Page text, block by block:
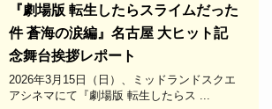
『劇場版 転生したらスライムだった
件 蒼海の涙編』名古屋 大ヒット記
念舞台挨拶レポート
2026年3月15日（日）、ミッドランドスクエ
アシネマにて『劇場版 転生したらス ...